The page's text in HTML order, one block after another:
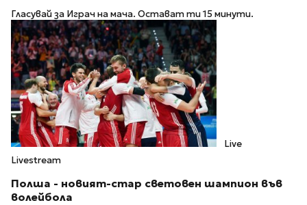
Гласувай за Играч на мача. Остават ти 15 минути.
Live
Livestream
Полша - новият-стар световен шампион във
волейбола